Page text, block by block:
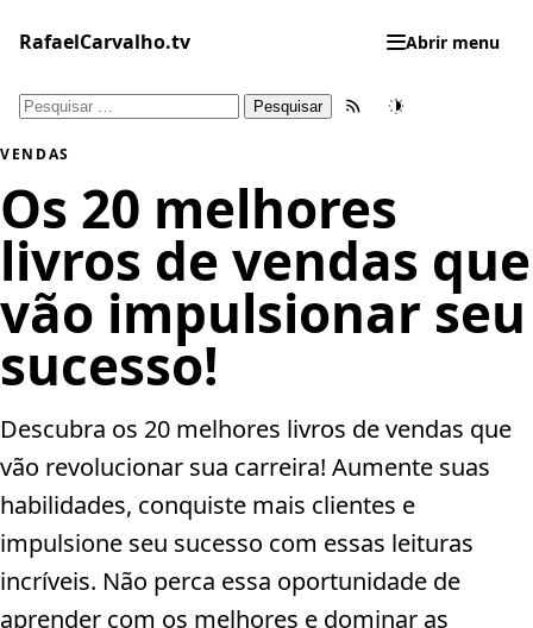
para
conteúdo
RafaelCarvalho.tv Abrir menu
Pesquisar
Feed RSSTema
VENDAS
Os 20 melhores
livros de vendas que
vão impulsionar seu
sucesso!
Descubra os 20 melhores livros de vendas que
vão revolucionar sua carreira! Aumente suas
habilidades, conquiste mais clientes e
impulsione seu sucesso com essas leituras
incríveis. Não perca essa oportunidade de
aprender com os melhores e dominar as